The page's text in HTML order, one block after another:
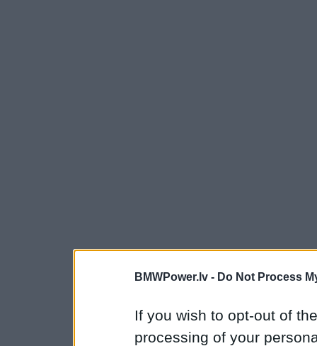
BMWPower.lv - Do Not Process
If you wish to opt-out of
processing of your